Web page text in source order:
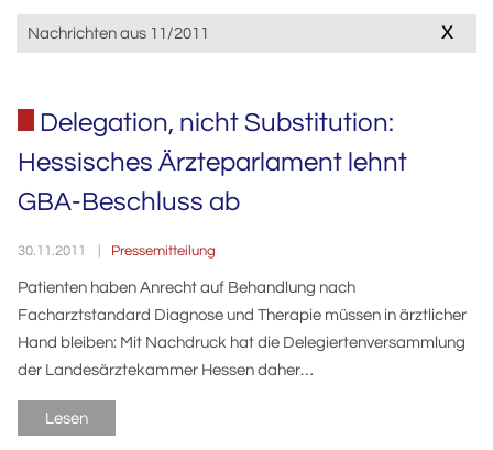
Nachrichten aus 11/2011 x
Delegation, nicht Substitution:
Hessisches Ärzteparlament lehnt
GBA-Beschluss ab
30.11.2011 Pressemitteilung
Patienten haben Anrecht auf Behandlung nach
Facharztstandard Diagnose und Therapie müssen in ärztlicher
Hand bleiben: Mit Nachdruck hat die Delegiertenversammlung
der Landesärztekammer Hessen daher…
Lesen